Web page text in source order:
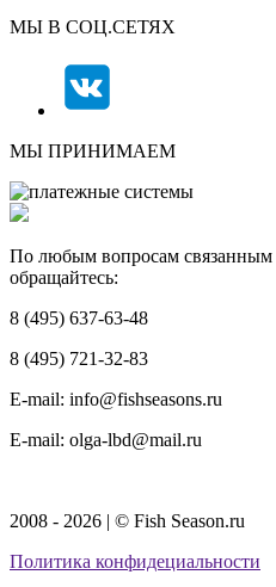
МЫ В СОЦ.СЕТЯХ
МЫ ПРИНИМАЕМ
По любым вопросам связанным
обращайтесь:
8 (495) 637-63-48
8 (495) 721-32-83
E-mail: info@fishseasons.ru
E-mail: olga-lbd@mail.ru
2008 - 2026 | © Fish Season.ru
Политика конфидециальности